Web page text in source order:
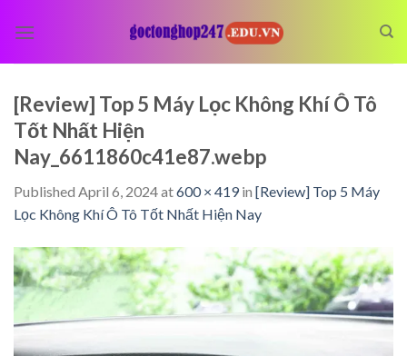
[Review] Top 5 Máy Lọc Không Khí Ô Tô
Tốt Nhất Hiện
Nay_6611860c41e87.webp
Published April 6, 2024at600 × 419in [Review] Top 5 Máy
Lọc Không Khí Ô Tô Tốt Nhất Hiện Nay